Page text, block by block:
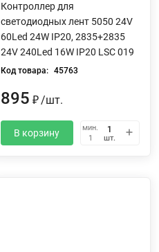
Контроллер для
светодиодных лент 5050 24V
60Led 24W IP20, 2835+2835
24V 240Led 16W IP20 LSC 019
Код товара: 45763
895 ₽/шт.
В корзину
мин.
1
шт.